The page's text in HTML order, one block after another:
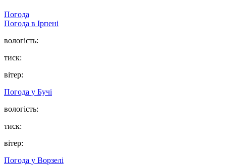
Погода
Погода в Ірпені
вологість:
тиск:
вітер:
Погода у Бучі
вологість:
тиск:
вітер:
Погода у Ворзелі